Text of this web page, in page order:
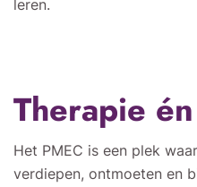
leren.
Therapie
Het PMEC is een plek
verdiepen, ontmoeten en